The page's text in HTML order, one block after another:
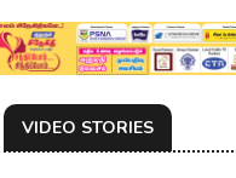
VIDEO STORIES